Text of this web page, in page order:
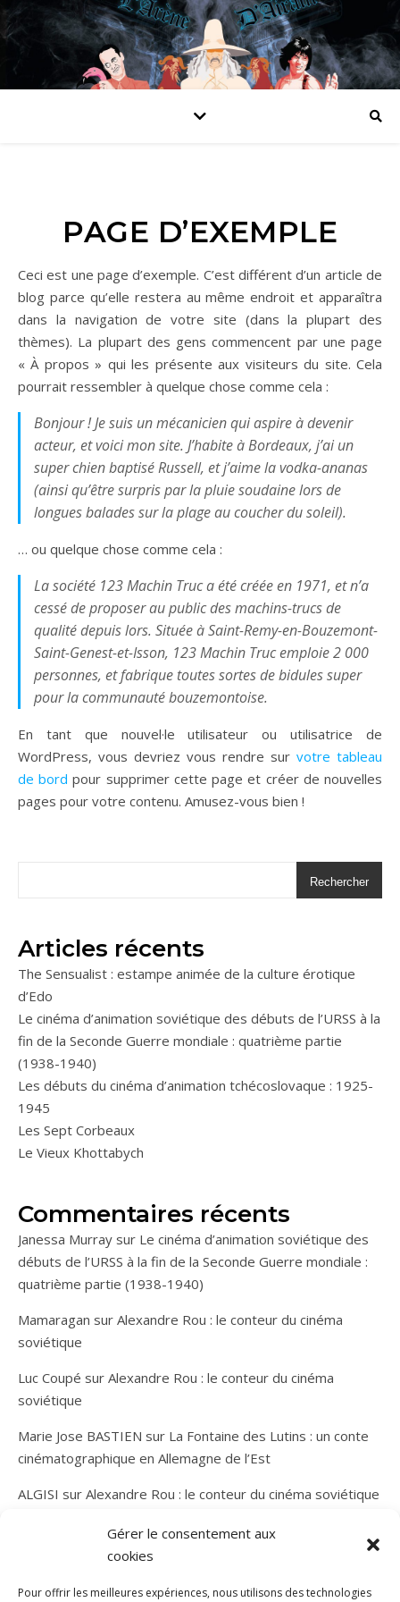
Gérer le consentement aux
cookies
Pour offrir les meilleures expériences, nous utilisons des technologies
PAGE D’EXEMPLE
Ceci est une page d’exemple. C’est différent d’un article de
blog parce qu’elle restera au même endroit et apparaîtra
dans la navigation de votre site (dans la plupart des
thèmes). La plupart des gens commencent par une page
« À propos » qui les présente aux visiteurs du site. Cela
pourrait ressembler à quelque chose comme cela :
Bonjour ! Je suis un mécanicien qui aspire à devenir
acteur, et voici mon site. J’habite à Bordeaux, j’ai un
super chien baptisé Russell, et j’aime la vodka-ananas
(ainsi qu’être surpris par la pluie soudaine lors de
longues balades sur la plage au coucher du soleil).
… ou quelque chose comme cela :
La société 123 Machin Truc a été créée en 1971, et n’a
cessé de proposer au public des machins-trucs de
qualité depuis lors. Située à Saint-Remy-en-Bouzemont-
Saint-Genest-et-Isson, 123 Machin Truc emploie 2 000
personnes, et fabrique toutes sortes de bidules super
pour la communauté bouzemontoise.
En tant que nouvel·le utilisateur ou utilisatrice de
WordPress, vous devriez vous rendre sur votre tableau
de bord pour supprimer cette page et créer de nouvelles
pages pour votre contenu. Amusez-vous bien !
Rechercher
Articles récents
The Sensualist : estampe animée de la culture érotique
d’Edo
Le cinéma d’animation soviétique des débuts de l’URSS à la
fin de la Seconde Guerre mondiale : quatrième partie
(1938-1940)
Les débuts du cinéma d’animation tchécoslovaque : 1925-
1945
Les Sept Corbeaux
Le Vieux Khottabych
Commentaires récents
Janessa Murray sur Le cinéma d’animation soviétique des
débuts de l’URSS à la fin de la Seconde Guerre mondiale :
quatrième partie (1938-1940)
Mamaragan sur Alexandre Rou : le conteur du cinéma
soviétique
Luc Coupé sur Alexandre Rou : le conteur du cinéma
soviétique
Marie Jose BASTIEN sur La Fontaine des Lutins : un conte
cinématographique en Allemagne de l’Est
ALGISI sur Alexandre Rou : le conteur du cinéma soviétique